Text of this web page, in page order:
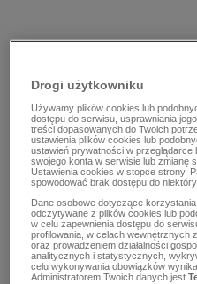
Drogi użytkowniku
Używamy plików cookies lub
dostępu do serwisu, usprawniania
treści dopasowanych do Twoich
ustawienia plików cookies lub
ustawień prywatności w przeglądarce
swojego konta w serwisie lub zmianę
Ustawienia cookies w stopce strony.
spowodować brak dostępu do
Dane osobowe dotyczące
odczytywane z plików cookies lub
w celu zapewnienia dostępu do
profilowania, w celach wewnętrznych
oraz prowadzeniem działalności
analitycznych i statystycznych,
celu wykonywania obowiązków
Administratorem Twoich danych jest